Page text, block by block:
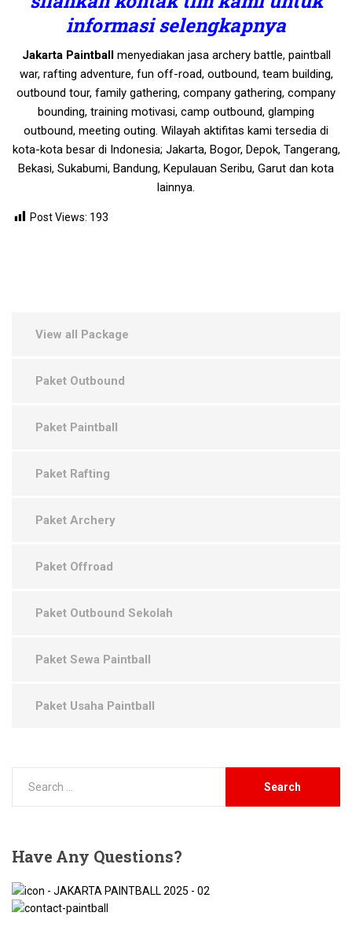
informasi selengkapnya
Jakarta Paintballmenyediakan jasa archery battle, paintball
war, rafting adventure, fun off-road, outbound, team building,
outbound tour, family gathering, company gathering, company
bounding, training motivasi, camp outbound, glamping
outbound, meeting outing. Wilayah aktifitas kami tersedia di
kota-kota besar di Indonesia; Jakarta, Bogor, Depok, Tangerang,
Bekasi, Sukabumi, Bandung, Kepulauan Seribu, Garut dan kota
lainnya.
Post Views: 193
View all Package
Paket Outbound
Paket Paintball
Paket Rafting
Paket Archery
Paket Offroad
Paket Outbound Sekolah
Paket Sewa Paintball
Paket Usaha Paintball
HaveAny Questions?